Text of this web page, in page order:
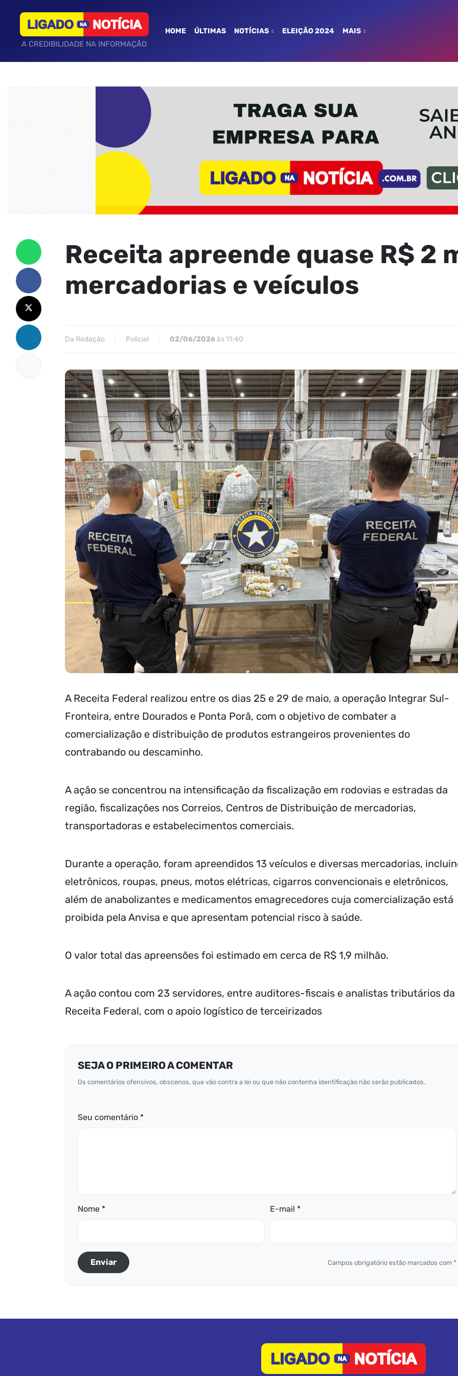
A CREDIBILIDADE NA INFORMAÇÃO
HOME ÚLTIMAS NOTÍCIAS ELEIÇÃO 2024 MAIS
Receita apreende quase R$ 2
mercadorias e veículos
Da Redação Policial 02/06/2026às 11:40
A Receita Federal realizou entre os dias 25 e 29 de maio, a operação Integrar Sul-
Fronteira, entre Dourados e Ponta Porã, com o objetivo de combater a
comercialização e distribuição de produtos estrangeiros provenientes do
contrabando ou descaminho.
A ação se concentrou na intensificação da fiscalização em rodovias e estradas da
região, fiscalizações nos Correios, Centros de Distribuição de mercadorias,
transportadoras e estabelecimentos comerciais.
Durante a operação, foram apreendidos 13 veículos e diversas mercadorias,
eletrônicos, roupas, pneus, motos elétricas, cigarros convencionais e eletrônicos,
além de anabolizantes e medicamentos emagrecedores cuja comercialização está
proibida pela Anvisa e que apresentam potencial risco à saúde.
O valor total das apreensões foi estimado em cerca de R$ 1,9 milhão.
A ação contou com 23 servidores, entre auditores-fiscais e analistas tributários da
Receita Federal, com o apoio logístico de terceirizados
SEJA O PRIMEIRO A COMENTAR
Os comentários ofensivos, obscenos, que vão contra a lei ou que não contenha identificação não serão publicados.
Seu comentário *
Nome * E-mail *
Enviar Campos obrigatório estão marcados com *